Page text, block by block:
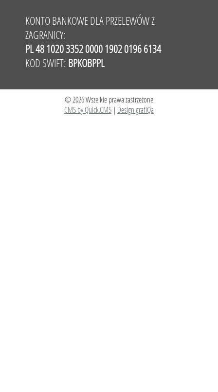
KONTO BANKOWE DLA PRZELEWÓW Z
ZAGRANICY:
PL 48 1020 3352 0000 1902 0196 6134
KOD SWIFT: BPKOBPPL
© 2026 Wszelkie prawa zastrzeżone
CMS by Quick.CMS | Design grafiQa